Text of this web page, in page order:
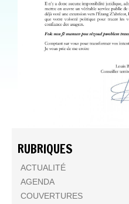
RUBRIQUES
ACTUALITÉ
AGENDA
COUVERTURES